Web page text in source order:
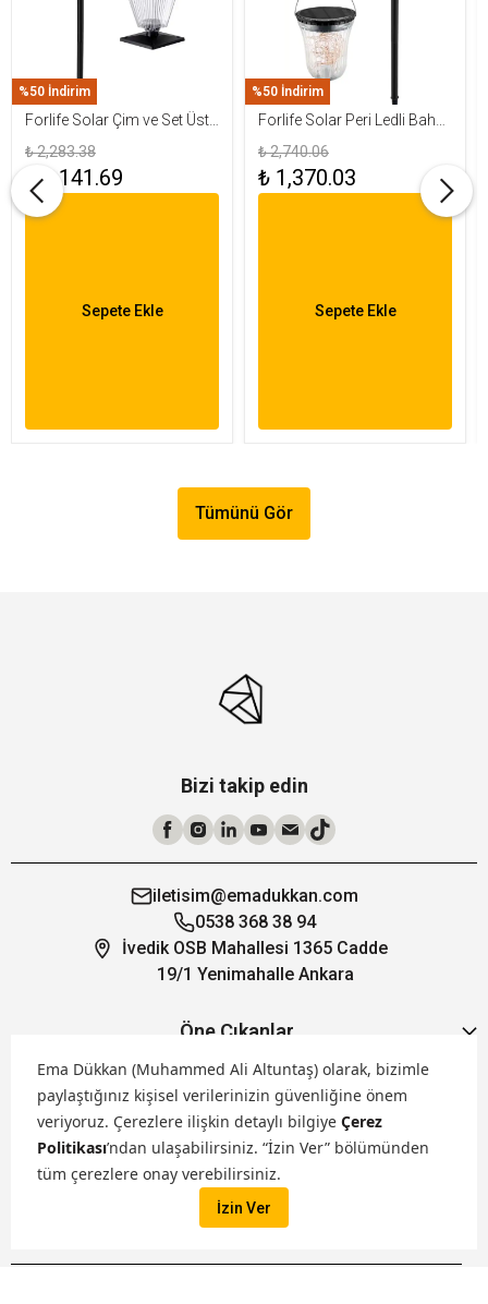
Ema Dükkan (Muhammed Ali Altuntaş) olarak, bizimle
paylaştığınız kişisel verilerinizin güvenliğine önem
veriyoruz. Çerezlere ilişkin detaylı bilgiye Çerez
Politikası’ndan ulaşabilirsiniz. “İzin Ver” bölümünden
tüm çerezlere onay verebilirsiniz.
İzin Ver
%50 İndirim
Forlife Solar Çim ve Set Üstü
Armatür 15W FL-3283
₺ 2,283.38
₺ 1,141.69
Sepete Ekle
%50 İndirim
Forlife Solar Peri Ledli Bahçe
Aydınlatma Armatürü FL-
3284
₺ 2,740.06
₺ 1,370.03
Sepete Ekle
Tümünü Gör
Bizi takip edin
iletisim@emadukkan.com
0538 368 38 94
İvedik OSB Mahallesi 1365 Cadde
19/1 Yenimahalle Ankara
Öne Çıkanlar
Hakkımızda
Markalarımız
Satış Kanallarımız